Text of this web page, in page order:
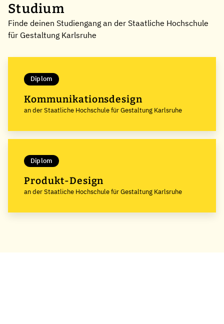
Studium
Finde deinen Studiengang an der Staatliche Hochschule
für Gestaltung Karlsruhe
Diplom
Kommunikationsdesign
an der Staatliche Hochschule für Gestaltung Karlsruhe
Diplom
Produkt-Design
an der Staatliche Hochschule für Gestaltung Karlsruhe